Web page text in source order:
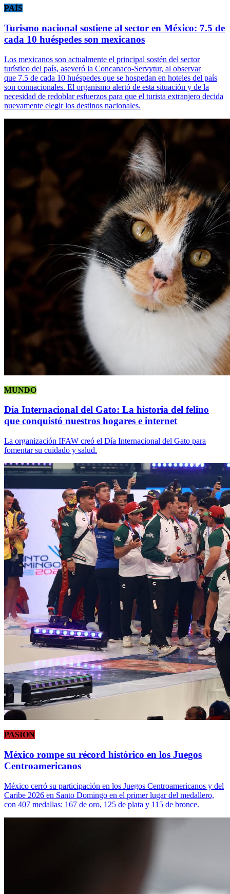
PAÍS
Turismo nacional sostiene al sector en México: 7.5 de
cada 10 huéspedes son mexicanos
Los mexicanos son actualmente el principal sostén del sector
turístico del país, aseveró la Concanaco-Servytur, al observar
que 7.5 de cada 10 huéspedes que se hospedan en hoteles del país
son connacionales. El organismo alertó de esta situación y de la
necesidad de redoblar esfuerzos para que el turista extranjero decida
nuevamente elegir los destinos nacionales.
MUNDO
Día Internacional del Gato: La historia del felino
que conquistó nuestros hogares e internet
La organización IFAW creó el Día Internacional del Gato para
fomentar su cuidado y salud.
PASION
México rompe su récord histórico en los Juegos
Centroamericanos
México cerró su participación en los Juegos Centroamericanos y del
Caribe 2026 en Santo Domingo en el primer lugar del medallero,
con 407 medallas: 167 de oro, 125 de plata y 115 de bronce.